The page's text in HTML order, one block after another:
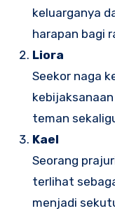
keluarganya
harapan bagi
Liora
Seekor naga
teman
Kael
Seorang
terlihat
menjadi